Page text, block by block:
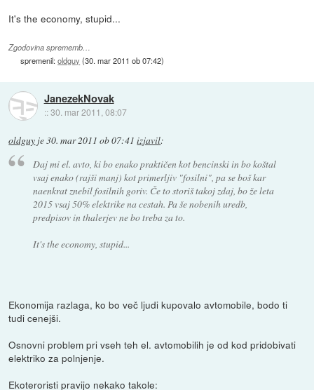
It's the economy, stupid...
Zgodovina sprememb…
spremenil:oldguy (30. mar 2011 ob 07:42)
JanezekNovak
::30. mar 2011, 08:07
oldguy je30. mar 2011 ob 07:41 izjavil:
Daj mi el. avto, ki bo enako praktičen kot bencinski in bo koštal
vsaj enako (rajši manj) kot primerljiv "fosilni", pa se boš kar
naenkrat znebil fosilnih goriv. Če to storiš takoj zdaj, bo že leta
2015 vsaj 50% elektrike na cestah. Pa še nobenih uredb,
predpisov in thalerjev ne bo treba za to.
It's the economy, stupid...
Ekonomija razlaga, ko bo več ljudi kupovalo avtomobile, bodo ti
tudi cenejši.
Osnovni problem pri vseh teh el. avtomobilih je od kod pridobivati
elektriko za polnjenje.
Ekoteroristi pravijo nekako takole: